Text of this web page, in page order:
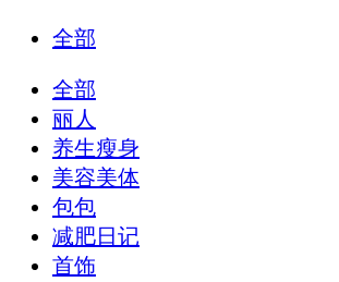
全部
全部
丽人
养生瘦身
美容美体
包包
减肥日记
首饰